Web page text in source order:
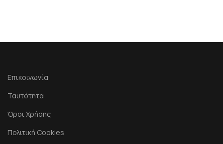
Επικοινωνία
Ταυτότητα
Όροι Χρήσης
Πολιτική Cookies